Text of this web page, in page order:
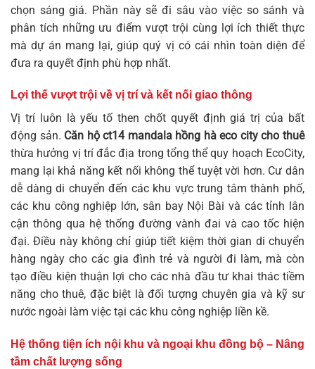
chọn sáng giá. Phần này sẽ đi sâu vào việc so sánh và
phân tích những ưu điểm vượt trội cùng lợi ích thiết thực
mà dự án mang lại, giúp quý vị có cái nhìn toàn diện để
đưa ra quyết định phù hợp nhất.
Lợi thế vượt trội về vị trí và kết nối giao thông
Vị trí luôn là yếu tố then chốt quyết định giá trị của bất
động sản. Căn hộ ct14 mandala hồng hà eco city cho thuê
thừa hưởng vị trí đắc địa trong tổng thể quy hoạch EcoCity,
mang lại khả năng kết nối không thể tuyệt vời hơn. Cư dân
dễ dàng di chuyển đến các khu vực trung tâm thành phố,
các khu công nghiệp lớn, sân bay Nội Bài và các tỉnh lân
cận thông qua hệ thống đường vành đai và cao tốc hiện
đại. Điều này không chỉ giúp tiết kiệm thời gian di chuyển
hàng ngày cho các gia đình trẻ và người đi làm, mà còn
tạo điều kiện thuận lợi cho các nhà đầu tư khai thác tiềm
năng cho thuê, đặc biệt là đối tượng chuyên gia và kỹ sư
nước ngoài làm việc tại các khu công nghiệp liền kề.
Hệ thống tiện ích nội khu và ngoại khu đồng bộ – Nâng
tầm chất lượng sống